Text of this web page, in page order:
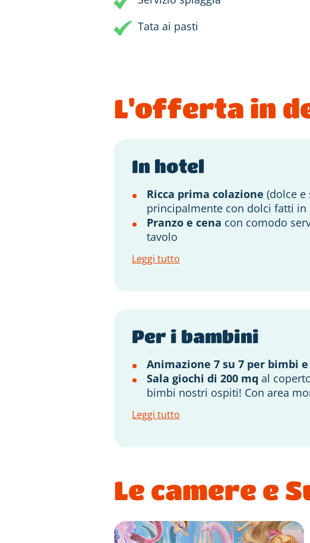
Tata ai pasti
L'offerta in
In hotel
Ricca prima colazione (dolce e
principalmente con dolci fatti in
Pranzo e cena con comodo
tavolo
Leggi tutto
Per i bambini
Animazione 7 su 7 per bimbi
Sala giochi di 200 mq al
bimbi nostri ospiti! Con area
Leggi tutto
Le camere e